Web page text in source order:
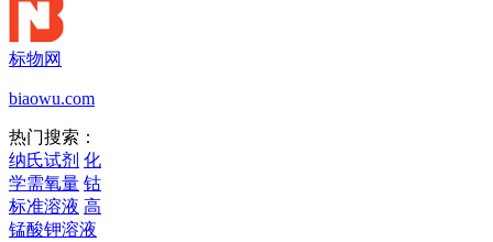
标物网
biaowu.com
热门搜索：
纳氏试剂 化
学需氧量 钴
标准溶液 高
锰酸钾溶液